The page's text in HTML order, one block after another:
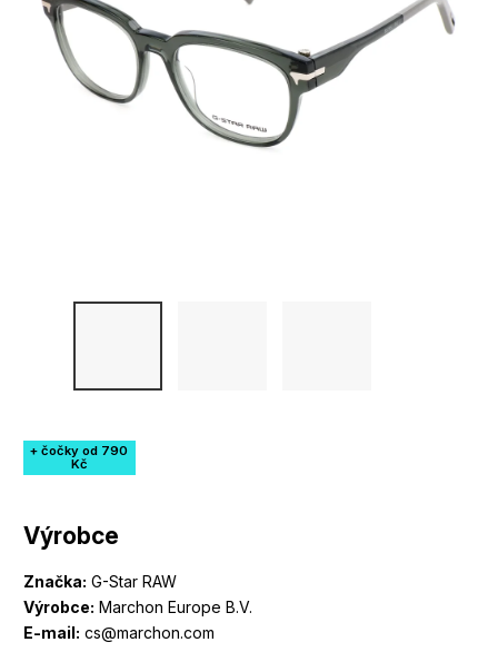
Výrobce
Značka: G-Star RAW
Výrobce: Marchon Europe B.V.
E-mail: cs@marchon.com
+ čočky od 790
Kč